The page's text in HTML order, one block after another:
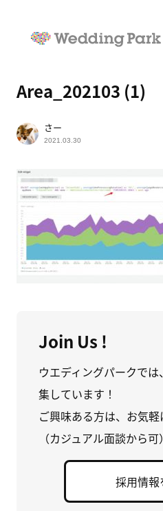
Area_202103 (1)
さー
2021.03.30
Join Us !
ウエディングパークで
集しています！
ご興味ある方は、お気
（カジュアル面談から可）
採用情報